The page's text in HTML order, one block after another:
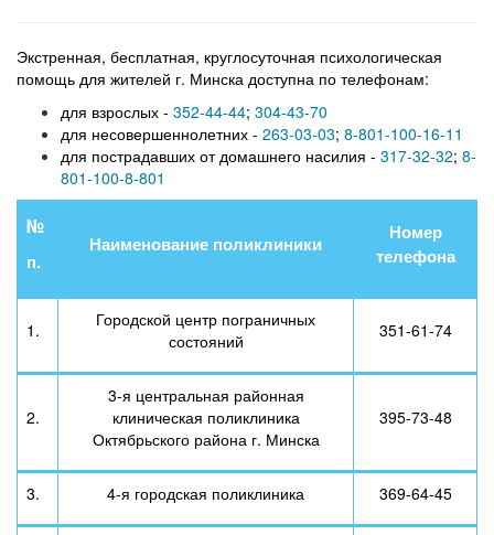
Экстренная, бесплатная, круглосуточная психологическая
помощь для жителей г. Минска доступна по телефонам:
для взрослых - 352-44-44; 304-43-70
для несовершеннолетних - 263-03-03; 8-801-100-16-11
для пострадавших от домашнего насилия - 317-32-32; 8-
801-100-8-801
№
п.
Наименование поликлиники
Номер
телефона
1.
Городской центр пограничных
состояний
351-61-74
2.
3-я центральная районная
клиническая поликлиника
Октябрьского района г. Минска
395-73-48
3. 4-я городская поликлиника 369-64-45